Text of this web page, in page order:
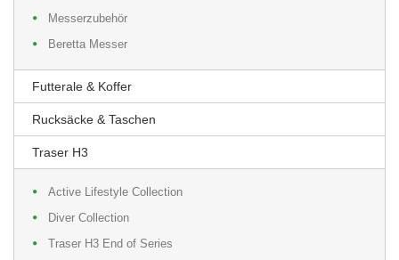
Messerzubehör
Beretta Messer
Futterale & Koffer
Rucksäcke & Taschen
Traser H3
Active Lifestyle Collection
Diver Collection
Traser H3 End of Series